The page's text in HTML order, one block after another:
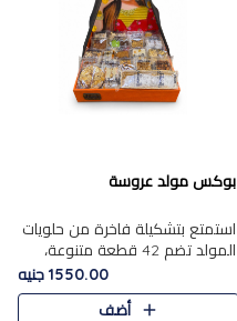
بوكس مولد عروسة
استمتع بتشكيلة فاخرة من حلويات
المولد تضم 42 قطعة متنوعة،
1550.00 جنيه
أضف